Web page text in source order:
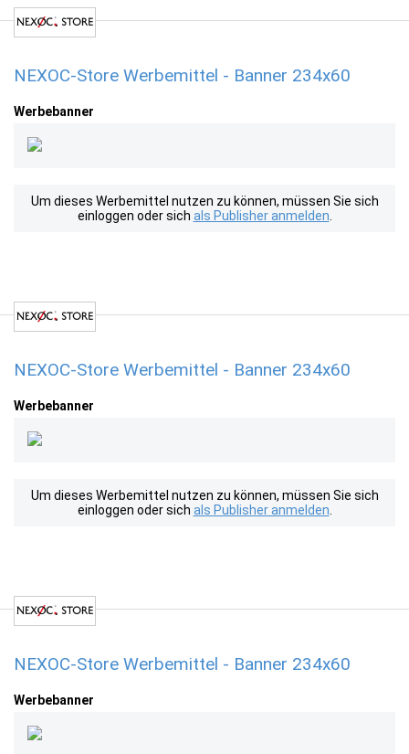
NEXOC-Store Werbemittel - Banner 234x60
Werbebanner
Um dieses Werbemittel nutzen zu können, müssen Sie sich
einloggen oder sich als Publisher anmelden
NEXOC-Store Werbemittel - Banner 234x60
Werbebanner
Um dieses Werbemittel nutzen zu können, müssen Sie sich
einloggen oder sich als Publisher anmelden
NEXOC-Store Werbemittel - Banner 234x60
Werbebanner